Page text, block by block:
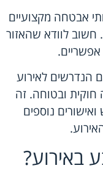
אבטחה מקצועיים
חשוב לוודא שהאזור
אפשריים.
הנדרשים לאירוע
ובטוחה. זה
ואישורים נוספים
באירוע?